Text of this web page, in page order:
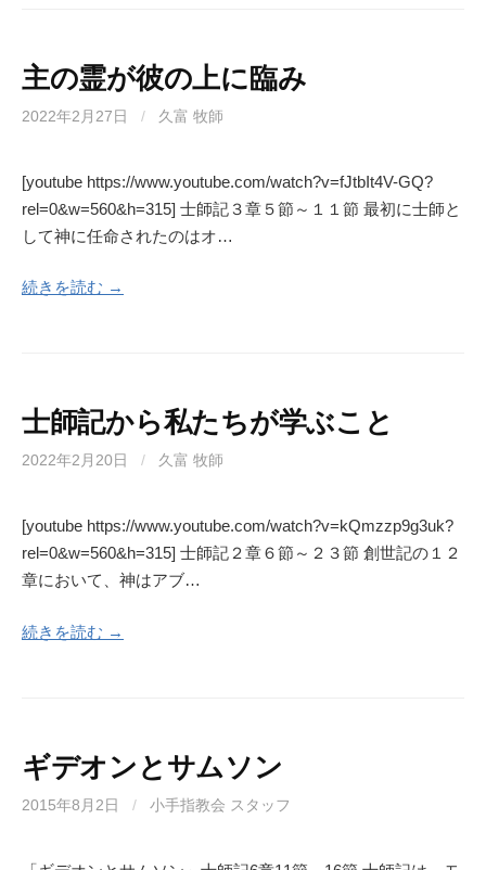
主の霊が彼の上に臨み
2022年2月27日 / 久富 牧師
[youtube https://www.youtube.com/watch?v=fJtbIt4V-GQ?
rel=0&w=560&h=315] 士師記３章５節～１１節 最初に士師と
して神に任命されたのはオ…
続きを読む →
士師記から私たちが学ぶこと
2022年2月20日 / 久富 牧師
[youtube https://www.youtube.com/watch?v=kQmzzp9g3uk?
rel=0&w=560&h=315] 士師記２章６節～２３節 創世記の１２
章において、神はアブ…
続きを読む →
ギデオンとサムソン
2015年8月2日 / 小手指教会 スタッフ